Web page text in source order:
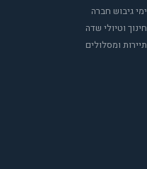
ימי גיבוש חברה
חינוך וטיולי שדה
תיירות ומסלולים